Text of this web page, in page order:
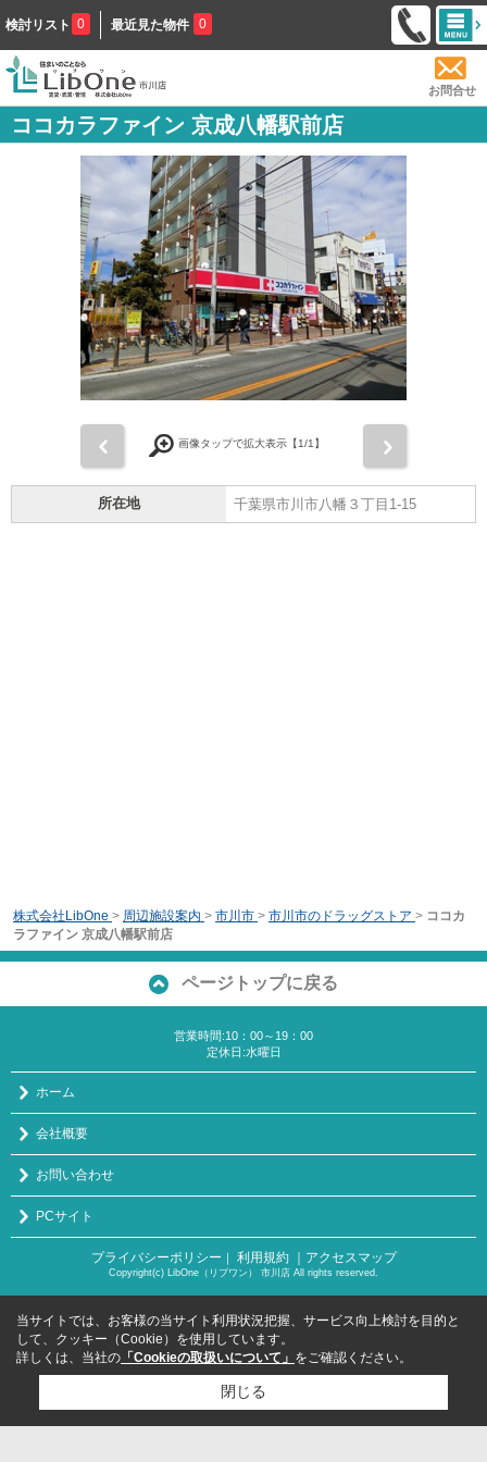
検討リスト 0 最近見た物件 0
お問合せ
ココカラファイン 京成八幡駅前店
画像タップで拡大表示【1/1】
所在地 千葉県市川市八幡３丁目1-15
株式会社LibOne > 周辺施設案内 > 市川市 > 市川市のドラッグストア > ココカ
ラファイン 京成八幡駅前店
ページトップに戻る
営業時間:10：00～19：00
定休日:水曜日
ホーム
会社概要
お問い合わせ
PCサイト
プライバシーポリシー ｜ 利用規約 ｜アクセスマップ
Copyright(c) LibOne（リブワン） 市川店 All rights reserved.
当サイトでは、お客様の当サイト利用状況把握、サービス向上検討を目的と
して、クッキー（Cookie）を使用しています。
詳しくは、当社の 「Cookieの取扱いについて」 をご確認ください。
閉じる